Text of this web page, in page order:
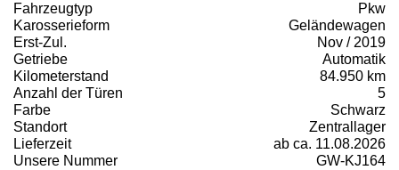
Fahrzeugtyp
Pkw
Karosserieform
Geländewagen
Erst-Zul.
Nov / 2019
Getriebe
Automatik
Kilometerstand
84.950 km
Anzahl der Türen
5
Farbe
Schwarz
Standort
Zentrallager
Lieferzeit
ab ca. 11.08.2026
Unsere Nummer
GW-KJ164